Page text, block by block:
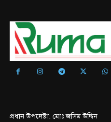
প্রধান উপদেষ্টা: মোঃ জসিম উদ্দিন